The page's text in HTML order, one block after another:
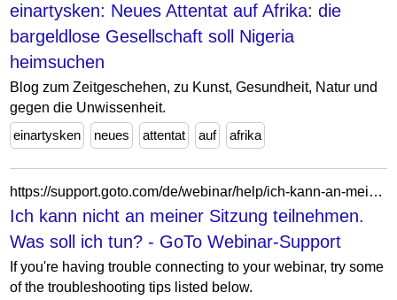
einartysken: Neues Attentat auf Afrika: die
bargeldlose Gesellschaft soll Nigeria
heimsuchen
Blog zum Zeitgeschehen, zu Kunst, Gesundheit, Natur und
gegen die Unwissenheit.
einartysken
neues attentat auf afrika
https://support.goto.com/de/webinar/help/ich-kann-an-meiner-sitzung-nicht-teilnehmen-g2w060002
Ich kann nicht an meiner Sitzung teilnehmen.
Was soll ich tun? - GoTo Webinar-Support
If you're having trouble connecting to your webinar, try some
of the troubleshooting tips listed below.